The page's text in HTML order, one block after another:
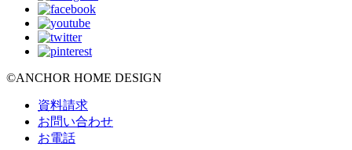
©ANCHOR HOME DESIGN
資料請求
お問い合わせ
お電話